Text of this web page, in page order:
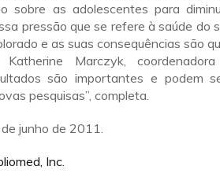
sobre as adolescentes para
pressão que se refere à saúde do
e as suas consequências são
Katherine Marczyk,
são importantes e podem
pesquisas”, completa.
junho de 2011.
Inc.